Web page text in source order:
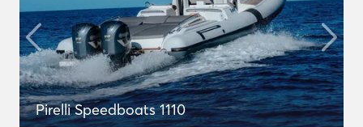
Pirelli Speedboats 1110